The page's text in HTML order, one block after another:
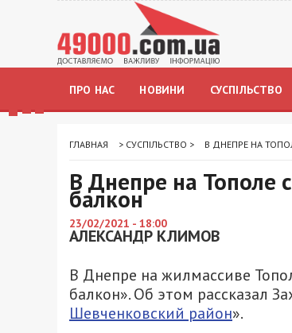
ПРО НАС НОВИНИ СУСПІЛЬСТВО
ГЛАВНАЯ > СУСПІЛЬСТВО > В ДНЕПРЕ НА
В Днепре на Тополе
балкон
23/02/2021 - 18:00
АЛЕКСАНДР КЛИМОВ
В Днепре на жилмассиве
балкон». Об этом рассказал
Шевченковский район».